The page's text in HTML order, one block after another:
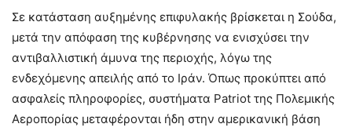
Σε κατάσταση αυξημένης επιφυλακής βρίσκεται η Σούδα,
μετά την απόφαση της κυβέρνησης να ενισχύσει την
αντιβαλλιστική άμυνα της περιοχής, λόγω της
ενδεχόμενης απειλής από το Ιράν. Όπως προκύπτει από
ασφαλείς πληροφορίες, συστήματα Patriot της Πολεμικής
Αεροπορίας μεταφέρονται ήδη στην αμερικανική βάση